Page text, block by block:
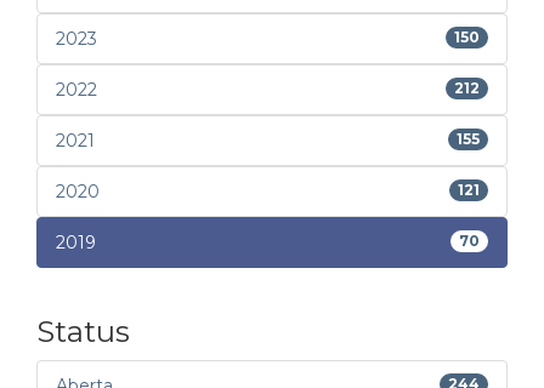
2023 150
2022 212
2021 155
2020 121
2019 70
Status
244